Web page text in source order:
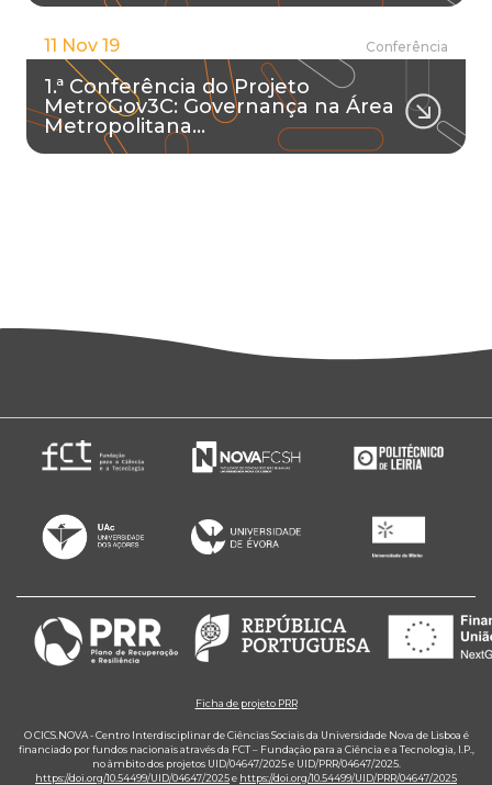
11 Nov 19 Conferência
1.ª Conferência do Projeto
MetroGov3C: Governança na Área
Metropolitana…
Ficha de projeto PRR
O CICS.NOVA - Centro Interdisciplinar de Ciências Sociais da Universidade Nova de Lisboa é
financiado por fundos nacionais através da FCT – Fundação para a Ciência e a Tecnologia, I.P.,
no âmbito dos projetos UID/04647/2025 e UID/PRR/04647/2025.
https://doi.org/10.54499/UID/04647/2025e https://doi.org/10.54499/UID/PRR/04647/2025